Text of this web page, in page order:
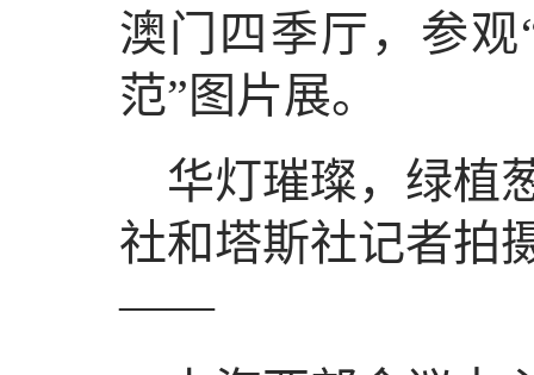
澳门四季厅，参
范”图片展。
华灯璀璨，绿植
社和塔斯社记者拍
——